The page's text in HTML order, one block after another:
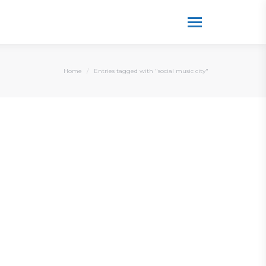
You are here:
Home Entries tagged with "social music city"